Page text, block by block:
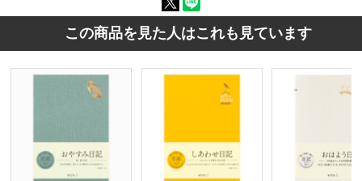
この商品を見た人はこれも見ています